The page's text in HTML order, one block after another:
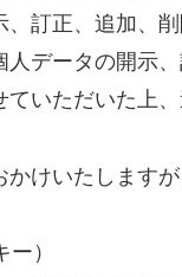
、訂正、追加、
人データの開示
ていただいた上
かけいたします
）